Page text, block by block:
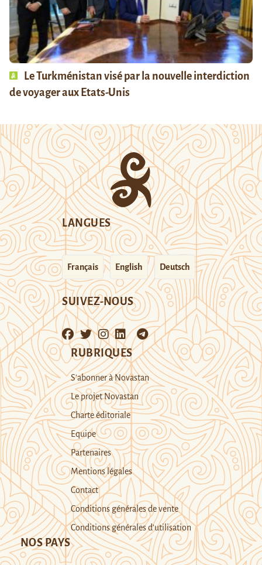
Le Turkménistan visé par la nouvelle interdiction
de voyager aux Etats-Unis
LANGUES
Français English Deutsch
SUIVEZ-NOUS
RUBRIQUES
S’abonner à Novastan
Le projet Novastan
Charte éditoriale
Equipe
Partenaires
Mentions légales
Contact
Conditions générales de vente
Conditions générales d’utilisation
NOS PAYS